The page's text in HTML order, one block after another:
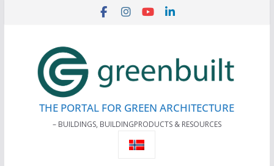
THE PORTAL FOR GREEN ARCHITECTURE
– BUILDINGS, BUILDINGPRODUCTS & RESOURCES